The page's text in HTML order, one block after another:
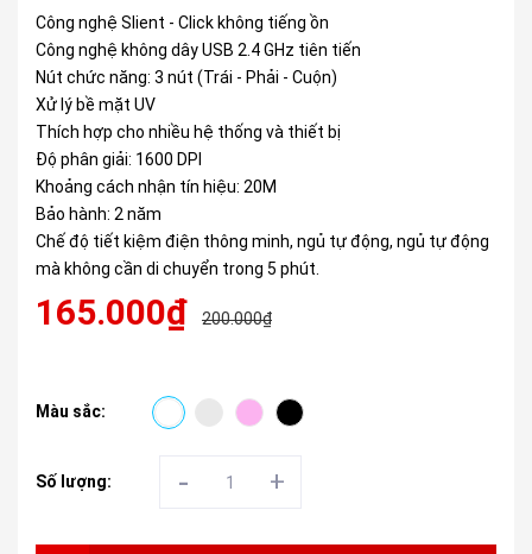
Công nghệ Slient - Click không tiếng ồn
Công nghệ không dây USB 2.4 GHz tiên tiến
Nút chức năng: 3 nút (Trái - Phải - Cuộn)
Xử lý bề mặt UV
Thích hợp cho nhiều hệ thống và thiết bị
Độ phân giải: 1600 DPI
Khoảng cách nhận tín hiệu: 20M
Bảo hành: 2 năm
Chế độ tiết kiệm điện thông minh, ngủ tự động, ngủ tự động
mà không cần di chuyển trong 5 phút.
165.000₫ 200.000₫
Màu sắc:
Số lượng: - +